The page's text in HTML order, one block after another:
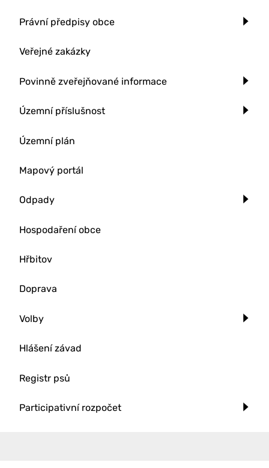
Právní předpisy obce
Veřejné zakázky
Povinně zveřejňované informace
Územní příslušnost
Územní plán
Mapový portál
Odpady
Hospodaření obce
Hřbitov
Doprava
Volby
Hlášení závad
Registr psů
Participativní rozpočet